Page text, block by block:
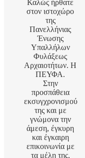
Καλώς ήρθατε
στον ιστοχώρο
της
Πανελλήνιας
Ένωσης
Υπαλλήλων
Φυλάξεως
Αρχαιοτήτων. Η
ΠΕΥΦΑ.
Στην
προσπάθεια
εκσυγχρονισμού
της και με
γνώμονα την
άμεση, έγκυρη
και έγκαιρη
επικοινωνία με
τα μέλη της,